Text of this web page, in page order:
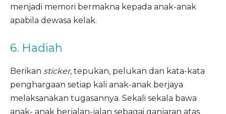
menjadi memori bermakna kepada anak-anak
apabila dewasa kelak.
6. Hadiah
Berikan sticker, tepukan, pelukan dan kata-kata
penghargaan setiap kali anak-anak berjaya
melaksanakan tugasannya. Sekali sekala bawa
anak- anak berjalan-jalan sebagai ganjaran atas